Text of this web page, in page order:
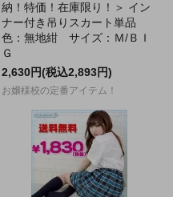
納！特価！在庫限り！＞ イン
ナー付き吊りスカート単品
色：無地紺 サイズ：Ｍ/ＢＩ
Ｇ
2,630円(税込2,893円)
お嬢様校の定番アイテム！